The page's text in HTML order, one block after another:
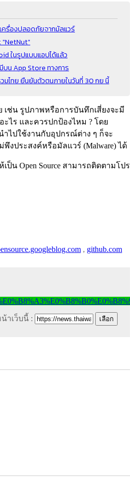
ครื่องปลอดภัยจากมัลแวร์
"NetNut"
ในรูปแบบแอปได้แล้ว
บน App Store ทางการ
มไทย ยืนยันตัวตนภายในวันที่ 30 กย นี้
เช่น รูปภาพหรือการบันทึกเสี่ยงจะมี
ไร และควรปกป้องไหม ? โดย
นำไปใช้งานกับอุปกรณ์ต่าง ๆ ก็จะ
งประสงค์หรือมัลแวร์ (Malware) ได้
เป็น Open Source สามารถติดตามโปร
, github.com
าเว็บนี้ :